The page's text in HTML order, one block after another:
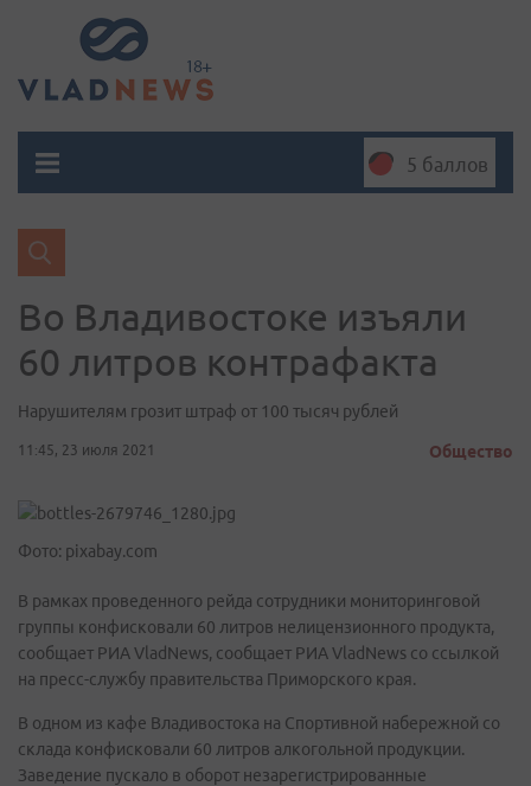
5 баллов
Во Владивостоке изъяли
60 литров контрафакта
Нарушителям грозит штраф от 100 тысяч рублей
11:45, 23 июля 2021 Общество
Фото: pixabay.com
В рамках проведенного рейда сотрудники мониторинговой
группы конфисковали 60 литров нелицензионного продукта,
сообщает РИА VladNews, сообщает РИА VladNews со ссылкой
на пресс-службу правительства Приморского края.
В одном из кафе Владивостока на Спортивной набережной со
склада конфисковали 60 литров алкогольной продукции.
Заведение пускало в оборот незарегистрированные